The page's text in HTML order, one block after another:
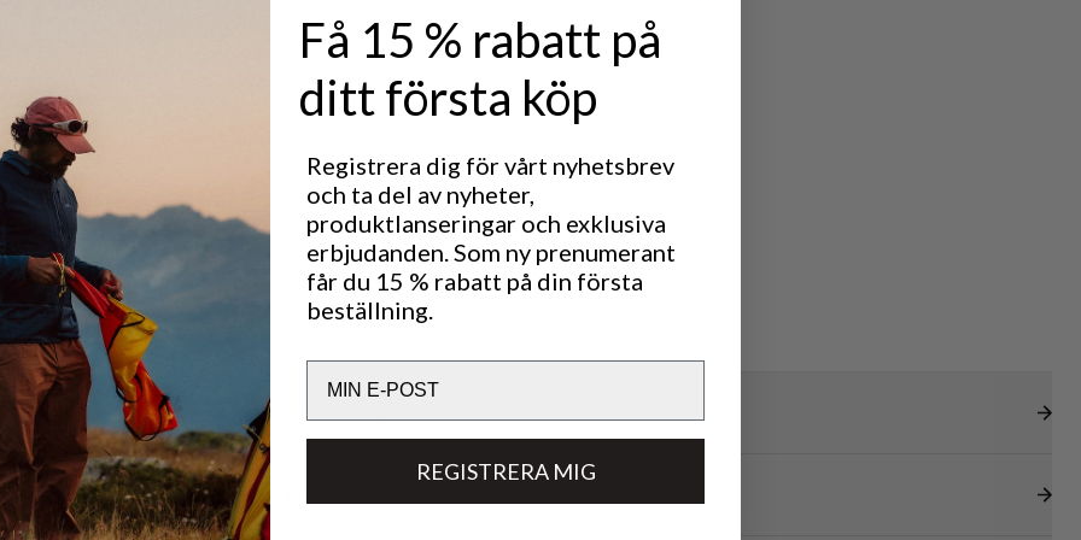
Utmärkt för
CLASSIC TREKKING
Få 15 % rabatt på
ditt första köp
Registrera dig för vårt nyhetsbrev
och ta del av nyheter,
produktlanseringar och exklusiva
erbjudanden. Som ny prenumerant
får du 15 % rabatt på din första
beställning.
REGISTRERA MIG